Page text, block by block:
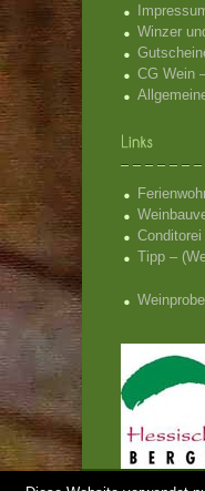
Winzer
CG Wein
Tipp –